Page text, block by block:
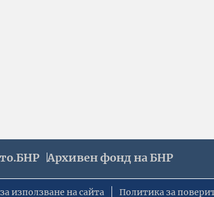
Архивен фонд на БНР
използване на сайта Политика за